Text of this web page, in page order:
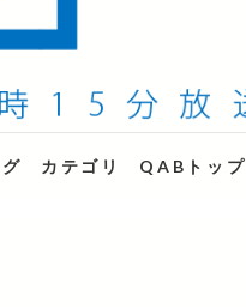
カテゴリ QABトップ